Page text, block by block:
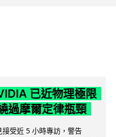
已近物理極限
過摩爾定律瓶頸
受近 5 小時專訪，警告